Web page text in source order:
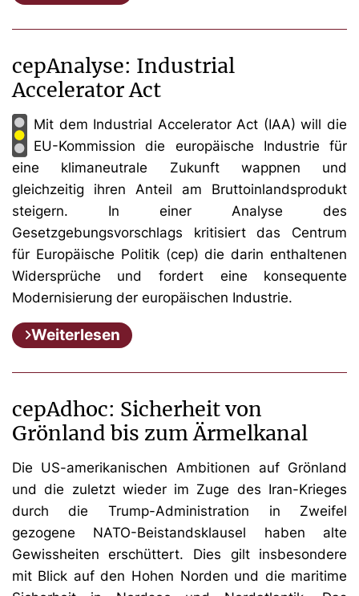
cepAnalyse: Industrial
Accelerator Act
Mit dem Industrial Accelerator Act (IAA) will die
EU-Kommission die europäische Industrie für
eine klimaneutrale Zukunft wappnen und
gleichzeitig ihren Anteil am Bruttoinlandsprodukt
steigern. In einer Analyse des
Gesetzgebungsvorschlags kritisiert das Centrum
für Europäische Politik (cep) die darin enthaltenen
Widersprüche und fordert eine konsequente
Modernisierung der europäischen Industrie.
Weiterlesen
cepAdhoc: Sicherheit von
Grönland bis zum Ärmelkanal
Die US-amerikanischen Ambitionen auf Grönland
und die zuletzt wieder im Zuge des Iran-Krieges
durch die Trump-Administration in Zweifel
gezogene NATO-Beistandsklausel haben alte
Gewissheiten erschüttert. Dies gilt insbesondere
mit Blick auf den Hohen Norden und die maritime